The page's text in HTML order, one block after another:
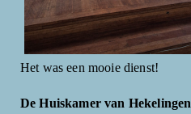
Het was een mooie dienst!
De Huiskamer van Hekelingen